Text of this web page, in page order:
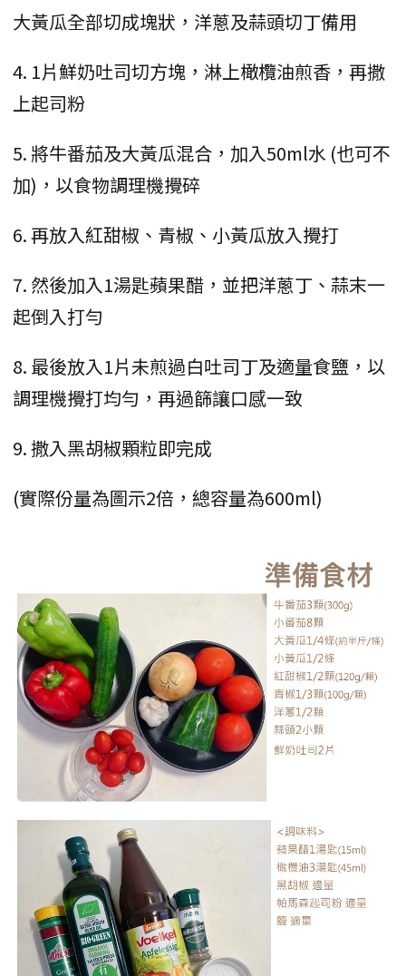
大黃瓜全部切成塊狀，洋蔥及蒜頭切丁備用
4. 1片鮮奶吐司切方塊，淋上橄欖油煎香，再撒
上起司粉
5. 將牛番茄及大黃瓜混合，加入50ml水 (也可不
加)，以食物調理機攪碎
6. 再放入紅甜椒、青椒、小黃瓜放入攪打
7. 然後加入1湯匙蘋果醋，並把洋蔥丁、蒜末一
起倒入打勻
8. 最後放入1片未煎過白吐司丁及適量食鹽，以
調理機攪打均勻，再過篩讓口感一致
9. 撒入黑胡椒顆粒即完成
(實際份量為圖示2倍，總容量為600ml)